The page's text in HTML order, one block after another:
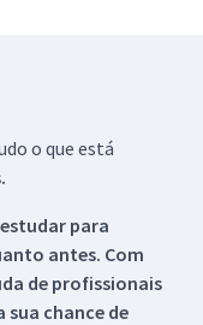
o que está
estudar para
antes. Com
de profissionais
sua chance de